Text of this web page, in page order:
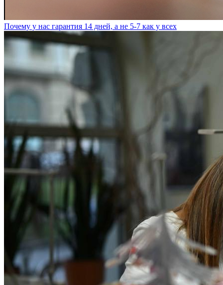
Почему у нас гарантия 14 дней, а не 5-7 как у всех